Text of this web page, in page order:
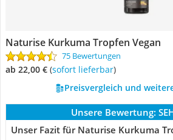
Naturise Kurkuma Tropfen Vegan
75 Bewertungen
ab 22,00 € ( Sofort lieferbar)
Preisvergleich und
Unsere Bewertung:
Unser Fazit für Naturise Kurkuma